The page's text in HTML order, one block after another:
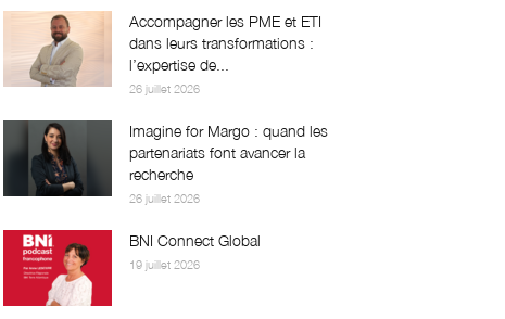
Accompagner les PME et ETI
dans leurs transformations :
l’expertise de...
26 juillet 2026
Imagine for Margo : quand les
partenariats font avancer la
recherche
26 juillet 2026
BNI Connect Global
19 juillet 2026